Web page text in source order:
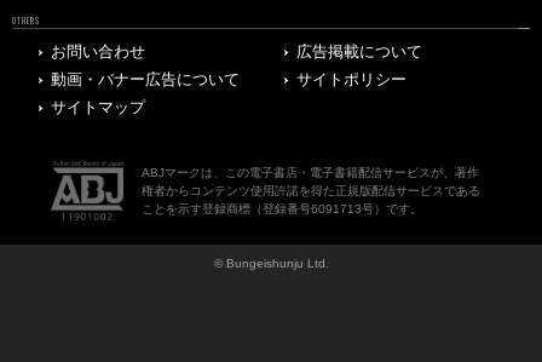
OTHERS
お問い合わせ
広告掲載について
動画・バナー広告について
サイトポリシー
サイトマップ
ABJマークは、この電子書店・電子書籍配信サービスが、著作
権者からコンテンツ使用許諾を得た正規版配信サービスである
ことを示す登録商標（登録番号6091713号）です。
© Bungeishunju Ltd.